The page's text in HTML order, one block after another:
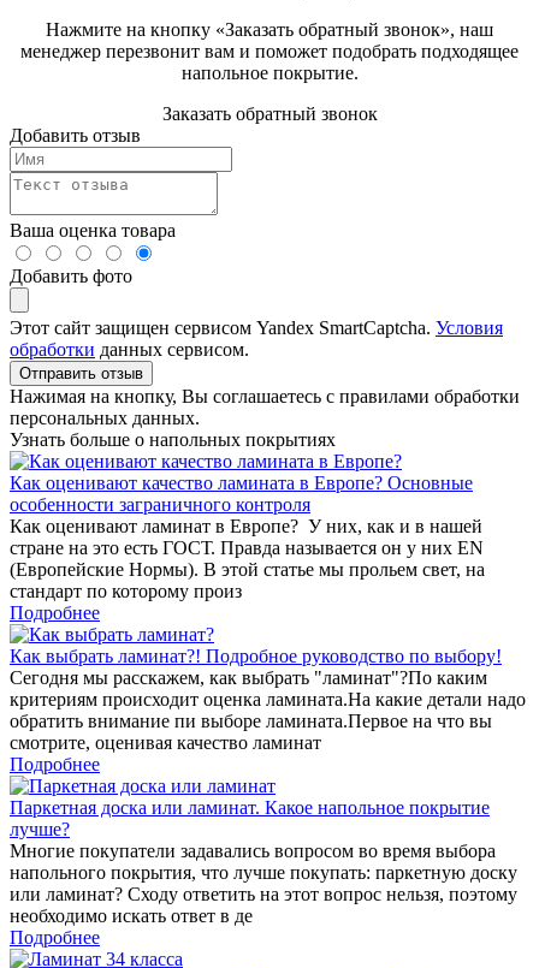
Нажмите на кнопку «Заказать обратный звонок», наш
менеджер перезвонит вам и поможет подобрать подходящее
напольное покрытие.
Заказать обратный звонок
Добавить отзыв
Ваша оценка товара
Добавить фото
Этот сайт защищен сервисом Yandex SmartCaptcha. Условия
обработки данных сервисом.
Отправить отзыв
Нажимая на кнопку, Вы соглашаетесь с правилами обработки
персональных данных.
Узнать больше о напольных покрытиях
Как оценивают качество ламината в Европе? Основные
особенности заграничного контроля
Как оценивают ламинат в Европе? У них, как и в нашей
стране на это есть ГОСТ. Правда называется он у них EN
(Европейские Нормы). В этой статье мы прольем свет, на
стандарт по которому произ
Подробнее
Как выбрать ламинат?! Подробное руководство по выбору!
Сегодня мы расскажем, как выбрать "ламинат"?По каким
критериям происходит оценка ламината.На какие детали надо
обратить внимание пи выборе ламината.Первое на что вы
смотрите, оценивая качество ламинат
Подробнее
Паркетная доска или ламинат. Какое напольное покрытие
лучше?
Многие покупатели задавались вопросом во время выбора
напольного покрытия, что лучше покупать: паркетную доску
или ламинат? Сходу ответить на этот вопрос нельзя, поэтому
необходимо искать ответ в де
Подробнее